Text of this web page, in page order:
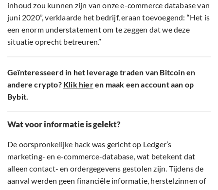
inhoud zou kunnen zijn van onze e-commerce database van
juni 2020”, verklaarde het bedrijf, eraan toevoegend: “Het is
een enorm understatement om te zeggen dat we deze
situatie oprecht betreuren.”
Geïnteresseerd in het leverage traden van Bitcoin en
andere crypto? Klik hieren maak een account aan op
Bybit.
Wat voor informatie is gelekt?
De oorspronkelijke hack was gericht op Ledger’s
marketing- en e-commerce-database, wat betekent dat
alleen contact- en ordergegevens gestolen zijn. Tijdens de
aanval werden geen financiële informatie, herstelzinnen of